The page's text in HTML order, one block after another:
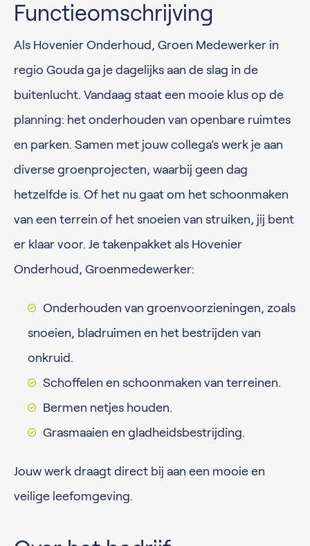
Functieomschrijving
Als Hovenier Onderhoud, Groen Medewerker in
regio Gouda ga je dagelijks aan de slag in de
buitenlucht. Vandaag staat een mooie klus op de
planning: het onderhouden van openbare ruimtes
en parken. Samen met jouw collega’s werk je aan
diverse groenprojecten, waarbij geen dag
hetzelfde is. Of het nu gaat om het schoonmaken
van een terrein of het snoeien van struiken, jij bent
er klaar voor. Je takenpakket als Hovenier
Onderhoud, Groenmedewerker:
Onderhouden van groenvoorzieningen, zoals
snoeien, bladruimen en het bestrijden van
onkruid.
Schoffelen en schoonmaken van terreinen.
Bermen netjes houden.
Grasmaaien en gladheidsbestrijding.
Jouw werk draagt direct bij aan een mooie en
veilige leefomgeving.